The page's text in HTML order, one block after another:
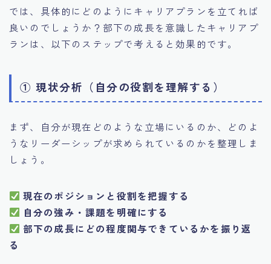
では、具体的にどのようにキャリアプランを立てれば
良いのでしょうか？部下の成長を意識したキャリアプ
ランは、以下のステップで考えると効果的です。
① 現状分析（自分の役割を理解する）
まず、自分が現在どのような立場にいるのか、どのよ
うなリーダーシップが求められているのかを整理しま
しょう。
現在のポジションと役割を把握する
自分の強み・課題を明確にする
部下の成長にどの程度関与できているかを振り返
る